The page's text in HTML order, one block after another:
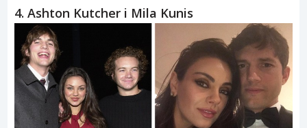
4. Ashton Kutcher i Mila Kunis